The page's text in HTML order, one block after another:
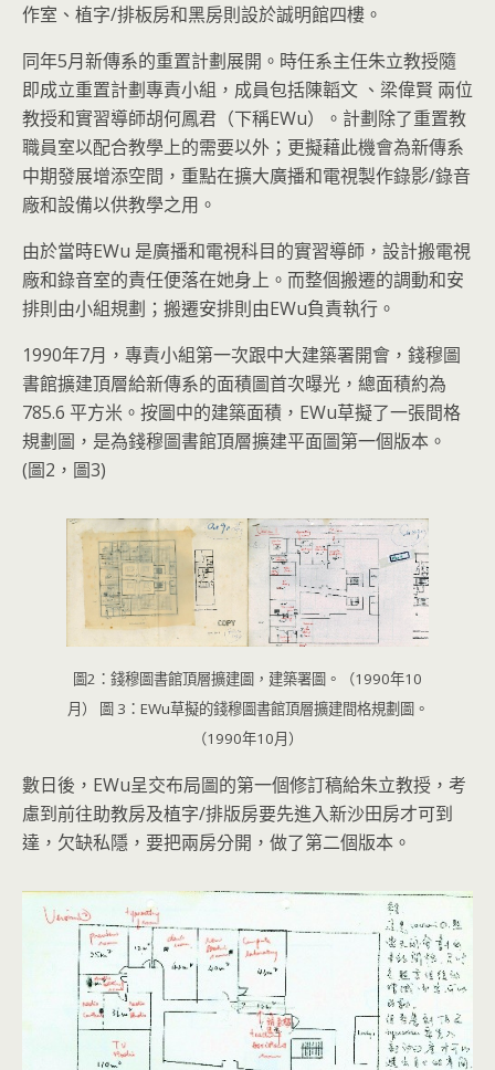
作室、植字/排板房和黑房則設於誠明館四樓。
同年5月新傳系的重置計劃展開。時任系主任朱立教授隨
即成立重置計劃專責小組，成員包括陳韜文 、梁偉賢 兩位
教授和實習導師胡何鳳君（下稱EWu）。計劃除了重置教
職員室以配合教學上的需要以外；更擬藉此機會為新傳系
中期發展增添空間，重點在擴大廣播和電視製作錄影/錄音
廠和設備以供教學之用。
由於當時EWu 是廣播和電視科目的實習導師，設計搬電視
廠和錄音室的責任便落在她身上。而整個搬遷的調動和安
排則由小組規劃；搬遷安排則由EWu負責執行。
1990年7月，專責小組第一次跟中大建築署開會，錢穆圖
書館擴建頂層給新傳系的面積圖首次曝光，總面積約為
785.6 平方米。按圖中的建築面積，EWu草擬了一張間格
規劃圖，是為錢穆圖書館頂層擴建平面圖第一個版本。
(圖2，圖3)
圖2：錢穆圖書館頂層擴建圖，建築署圖。（1990年10
月） 圖 3：EWu草擬的錢穆圖書館頂層擴建間格規劃圖。
（1990年10月）
數日後，EWu呈交布局圖的第一個修訂稿給朱立教授，考
慮到前往助教房及植字/排版房要先進入新沙田房才可到
達，欠缺私隱，要把兩房分開，做了第二個版本。